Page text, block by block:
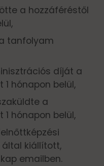
a hozzáféréstől
tanfolyam
díját a
hónapon belül,
a
hónapon belül,
kiállított,
emailben.